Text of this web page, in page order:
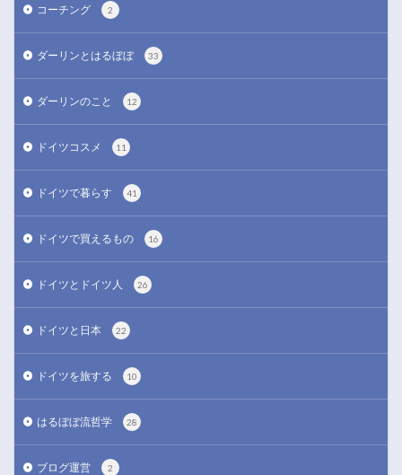
コーチング 2
ダーリンとはるぼぼ 33
ダーリンのこと 12
ドイツコスメ 11
ドイツで暮らす 41
ドイツで買えるもの 16
ドイツとドイツ人 26
ドイツと日本 22
ドイツを旅する 10
はるぼぼ流哲学 28
ブログ運営 2